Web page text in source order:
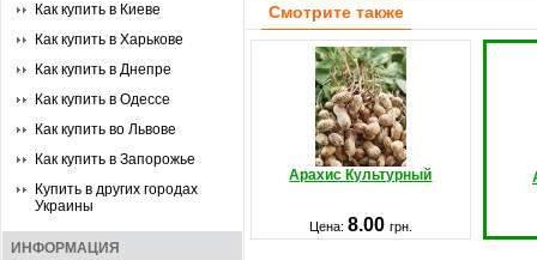
Как купить в Киеве
Как купить в Харькове
Как купить в Днепре
Как купить в Одессе
Как купить во Львове
Как купить в Запорожье
Купить в других городах
Украины
ИНФОРМАЦИЯ
Смотрите также
Арахис Культурный
Цена: 8.00 грн.